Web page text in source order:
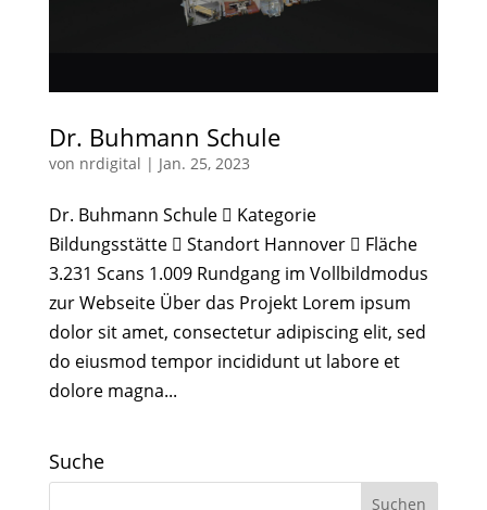
Dr. Buhmann Schule
von nrdigital | Jan. 25, 2023
Dr. Buhmann Schule  Kategorie
Bildungsstätte  Standort Hannover  Fläche
3.231 Scans 1.009 Rundgang im Vollbildmodus
zur Webseite Über das Projekt Lorem ipsum
dolor sit amet, consectetur adipiscing elit, sed
do eiusmod tempor incididunt ut labore et
dolore magna...
Suche